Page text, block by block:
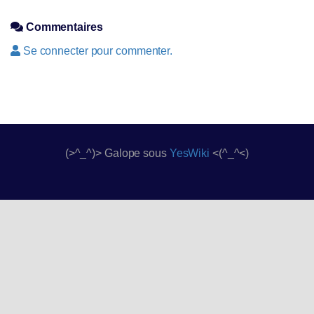
Commentaires
Se connecter pour commenter.
(>^_^)> Galope sous YesWiki <(^_^<)